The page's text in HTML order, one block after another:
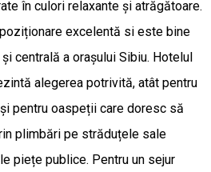
în culori relaxante și atrăgătoare.
excelentă si este bine
centrală a orașului Sibiu. Hotelul
alegerea potrivită, atât pentru
pentru oaspeții care doresc să
plimbări pe străduțele sale
piețe publice. Pentru un sejur